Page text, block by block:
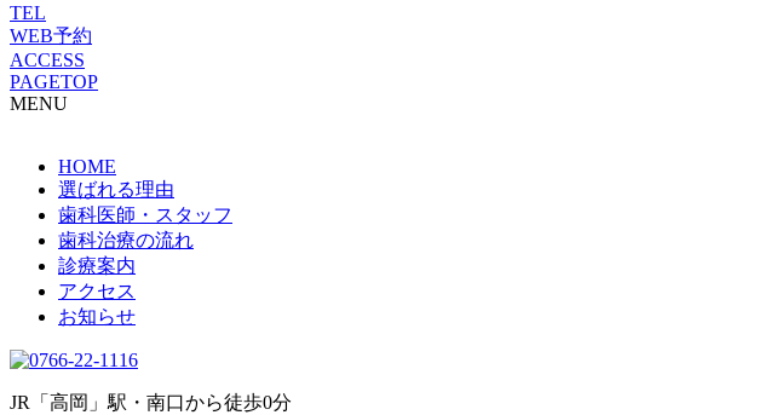
TEL
WEB予約
ACCESS
PAGETOP
MENU
HOME
選ばれる理由
歯科医師・スタッフ
歯科治療の流れ
診療案内
アクセス
お知らせ
JR「高岡」駅・南口から徒歩0分